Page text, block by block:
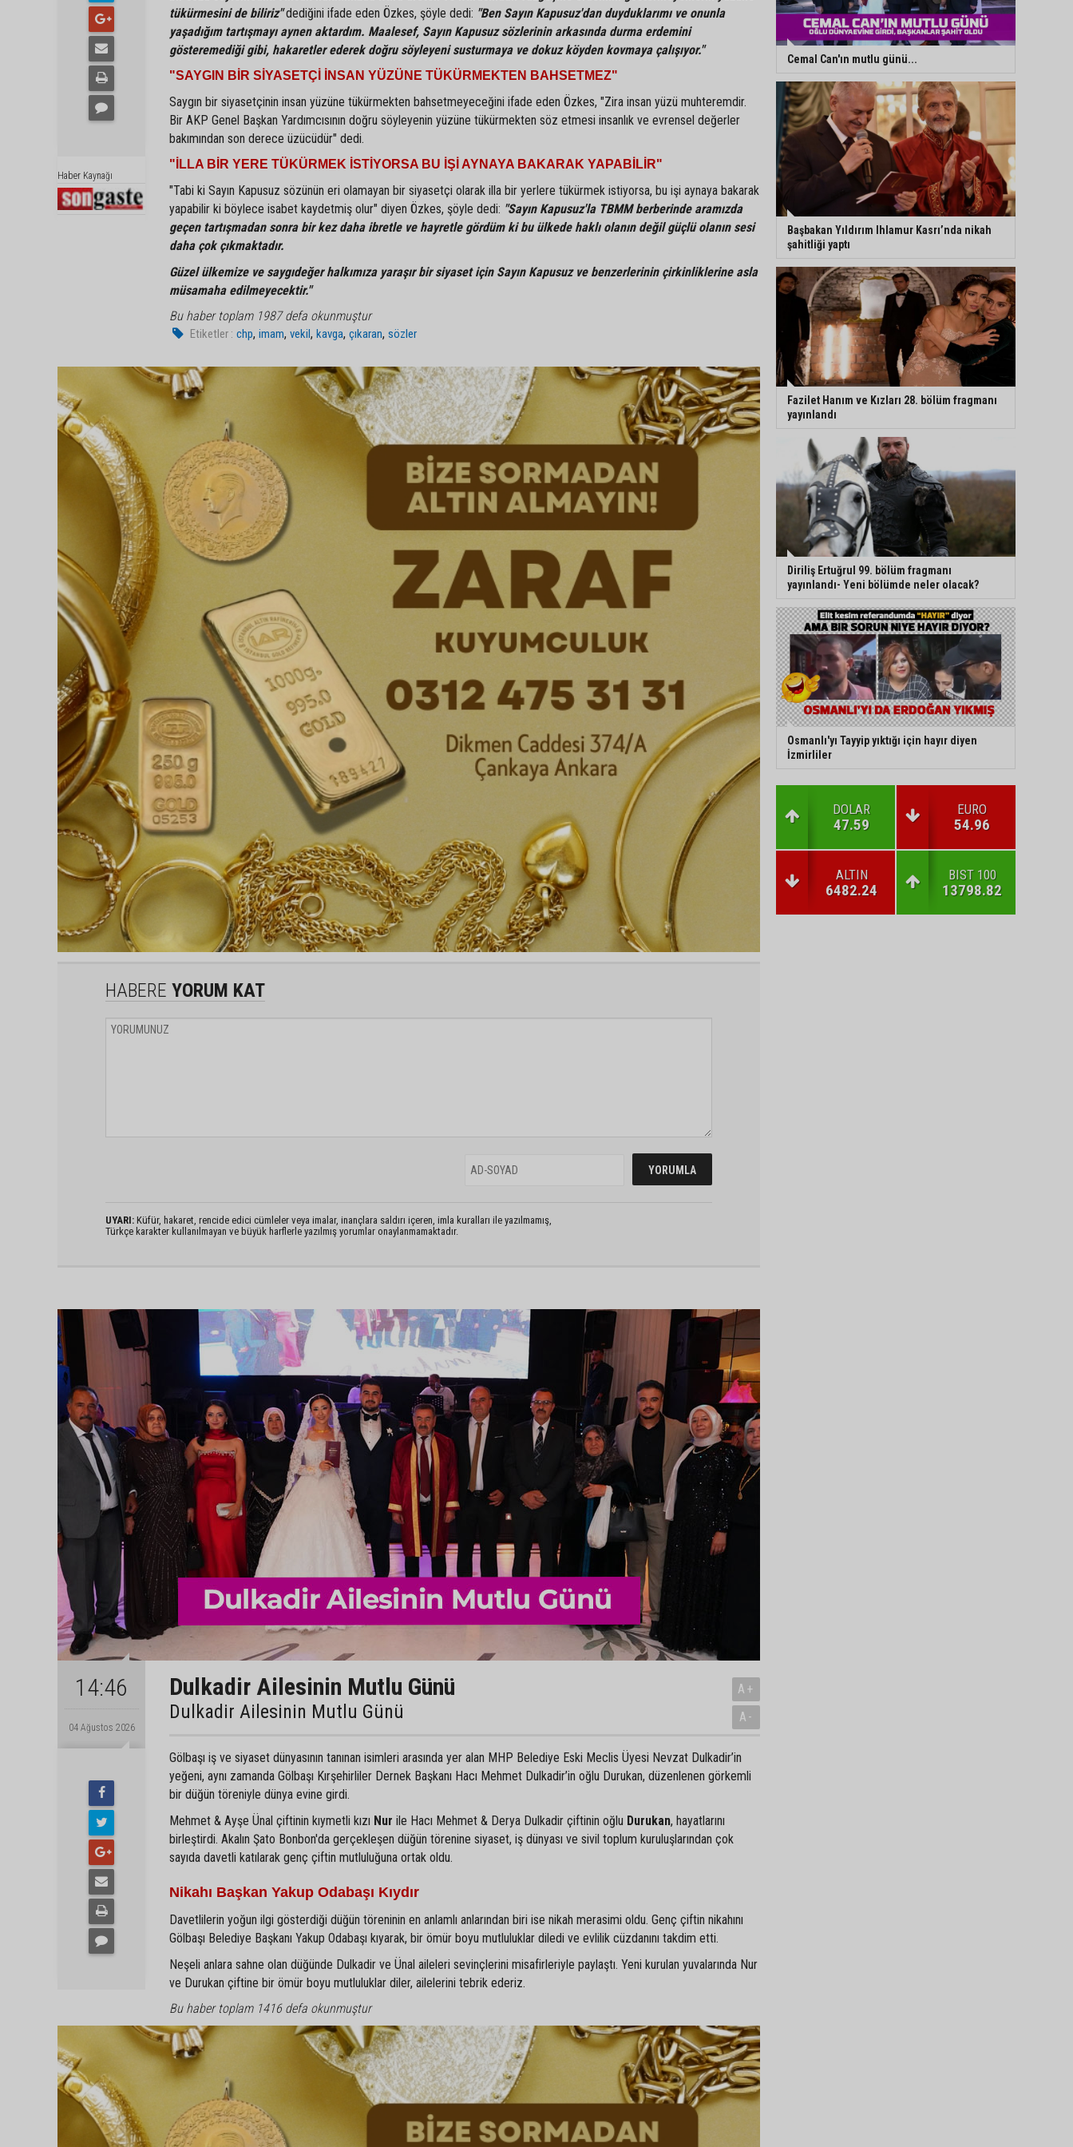
Haber Kaynağı
tükürmesini de biliriz"dediğini ifade eden Özkes, şöyle dedi: "Ben Sayın Kapusuz'dan duyduklarımı ve onunla
yaşadığım tartışmayı aynen aktardım. Maalesef, Sayın Kapusuz sözlerinin arkasında durma erdemini
gösteremediği gibi, hakaretler ederek doğru söyleyeni susturmaya ve dokuz köyden kovmaya çalışıyor."
"SAYGIN BİR SİYASETÇİ İNSAN YÜZÜNE TÜKÜRMEKTEN BAHSETMEZ"
Saygın bir siyasetçinin insan yüzüne tükürmekten bahsetmeyeceğini ifade eden Özkes, "Zira insan yüzü muhteremdir.
Bir AKP Genel Başkan Yardımcısının doğru söyleyenin yüzüne tükürmekten söz etmesi insanlık ve evrensel değerler
bakımından son derece üzücüdür" dedi.
"İLLA BİR YERE TÜKÜRMEK İSTİYORSA BU İŞİ AYNAYA BAKARAK YAPABİLİR"
"Tabi ki Sayın Kapusuz sözünün eri olamayan bir siyasetçi olarak illa bir yerlere tükürmek istiyorsa, bu işi aynaya bakarak
yapabilir ki böylece isabet kaydetmiş olur" diyen Özkes, şöyle dedi: "Sayın Kapusuz'la TBMM berberinde aramızda
geçen tartışmadan sonra bir kez daha ibretle ve hayretle gördüm ki bu ülkede haklı olanın değil güçlü olanın sesi
daha çok çıkmaktadır.
Güzel ülkemize ve saygıdeğer halkımıza yaraşır bir siyaset için Sayın Kapusuz ve benzerlerinin çirkinliklerine asla
müsamaha edilmeyecektir."
Bu haber toplam 1987 defa okunmuştur
Etiketler : chp,imam,vekil,kavga,çıkaran,sözler
HABERE YORUM KAT
UYARI: Küfür, hakaret, rencide edici cümleler veya imalar, inançlara saldırı içeren, imla kuralları ile yazılmamış,
Türkçe karakter kullanılmayan ve büyük harflerle yazılmış yorumlar onaylanmamaktadır.
14:46
04 Ağustos 2026
Dulkadir Ailesinin Mutlu Günü
Dulkadir Ailesinin Mutlu Günü
A+
A-
Gölbaşı iş ve siyaset dünyasının tanınan isimleri arasında yer alan MHP Belediye Eski Meclis Üyesi Nevzat Dulkadir’in
yeğeni, aynı zamanda Gölbaşı Kırşehirliler Dernek Başkanı Hacı Mehmet Dulkadir’in oğlu Durukan, düzenlenen görkemli
bir düğün töreniyle dünya evine girdi.
Mehmet & Ayşe Ünal çiftinin kıymetli kızı Nur ile Hacı Mehmet & Derya Dulkadir çiftinin oğlu Durukan, hayatlarını
birleştirdi. Akalın Şato Bonbon'da gerçekleşen düğün törenine siyaset, iş dünyası ve sivil toplum kuruluşlarından çok
sayıda davetli katılarak genç çiftin mutluluğuna ortak oldu.
Nikahı Başkan Yakup Odabaşı Kıydır
Davetlilerin yoğun ilgi gösterdiği düğün töreninin en anlamlı anlarından biri ise nikah merasimi oldu. Genç çiftin nikahını
Gölbaşı Belediye Başkanı Yakup Odabaşı kıyarak, bir ömür boyu mutluluklar diledi ve evlilik cüzdanını takdim etti.
Neşeli anlara sahne olan düğünde Dulkadir ve Ünal aileleri sevinçlerini misafirleriyle paylaştı. Yeni kurulan yuvalarında Nur
ve Durukan çiftine bir ömür boyu mutluluklar diler, ailelerini tebrik ederiz.
Bu haber toplam 1416 defa okunmuştur
Cemal Can'ın mutlu günü...
Başbakan Yıldırım Ihlamur Kasrı’nda nikah
şahitliği yaptı
Fazilet Hanım ve Kızları 28. bölüm fragmanı
yayınlandı
Diriliş Ertuğrul 99. bölüm fragmanı
yayınlandı- Yeni bölümde neler olacak?
Osmanlı'yı Tayyip yıktığı için hayır diyen
İzmirliler
DOLAR
47.59
EURO
54.96
ALTIN
6482.24
BIST 100
13798.82